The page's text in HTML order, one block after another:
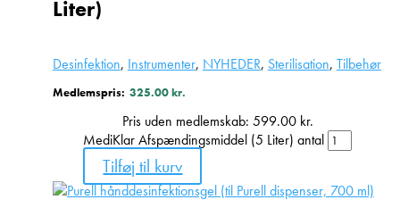
Desinfektion, Instrumenter, NYHEDER, Sterilisation, Tilbehør
Liter)
Medlemspris: 325.00kr.
Pris uden medlemskab: 599.00 kr.
MediKlar Afspændingsmiddel (5 Liter) antal
Tilføj til kurv